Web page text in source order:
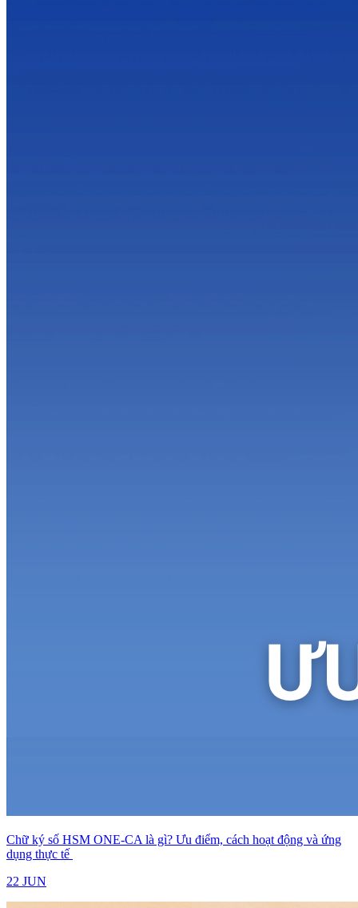
Chữ ký số HSM ONE-CA là gì? Ưu điểm, cách hoạt động và ứng
dụng thực tế
22 JUN